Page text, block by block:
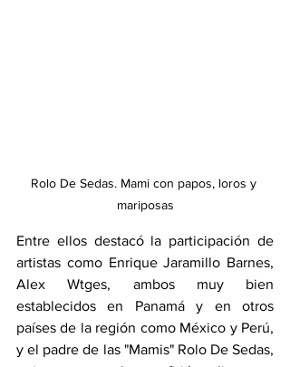
Rolo De Sedas. Mami con papos, loros y
mariposas
Entre ellos destacó la participación de
artistas como Enrique Jaramillo Barnes,
Alex Wtges, ambos muy bien
establecidos en Panamá y en otros
países de la región como México y Perú,
y el padre de las "Mamis" Rolo De Sedas,